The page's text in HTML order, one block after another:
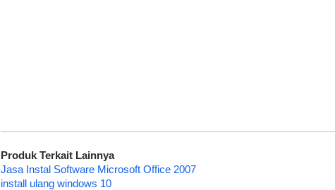
Produk Terkait Lainnya
Jasa Instal Software Microsoft Office 2007
install ulang windows 10